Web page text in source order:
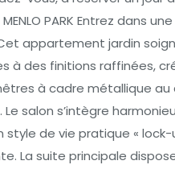
À MENLO PARK Entrez
appartement jardin
à des finitions raffinées,
à cadre métallique
salon s’intègre
de vie pratique «
La suite principale